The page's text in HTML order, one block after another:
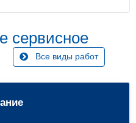
сервисное
Все виды работ